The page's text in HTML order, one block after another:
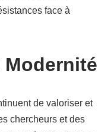
face à
de valoriser et
chercheurs et des